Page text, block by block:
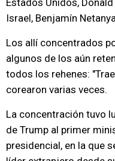
Estados Unidos,
Israel, Benjamín
Los allí concentrados
algunos de los aún
todos los rehenes:
corearon varias veces.
La concentración tuvo
de Trump al primer
presidencial, en la que